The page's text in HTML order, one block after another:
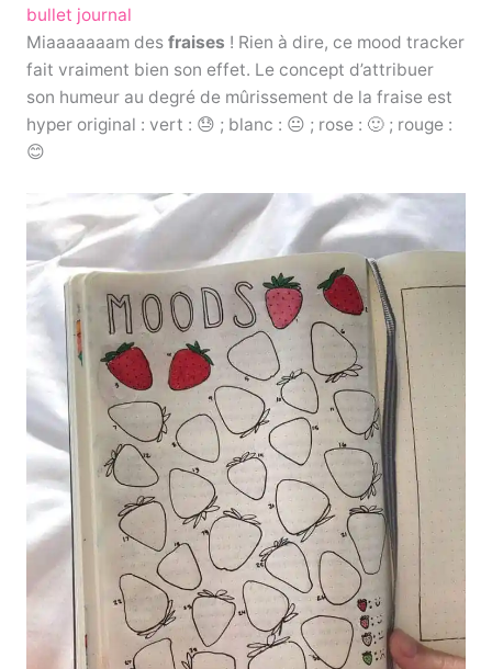
bullet journal
Miaaaaaaam des fraises ! Rien à dire, ce mood tracker
fait vraiment bien son effet. Le concept d’attribuer
son humeur au degré de mûrissement de la fraise est
hyper original : vert : 😓 ; blanc : 😐 ; rose : 🙂 ; rouge :
😊